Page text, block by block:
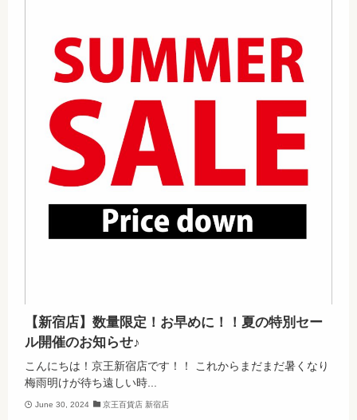
【新宿店】数量限定！お早めに！！夏の特別セー
ル開催のお知らせ♪
こんにちは！京王新宿店です！！ これからまだまだ暑くなり
梅雨明けが待ち遠しい時...
June 30, 2024 京王百貨店 新宿店